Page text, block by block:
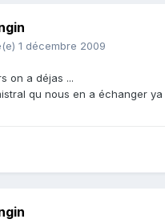
1 décembre 2009
on a déjas ...
qu nous en a échanger ya